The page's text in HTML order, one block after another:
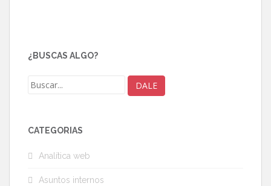
¿BUSCAS ALGO?
CATEGORÍAS
Analítica web
Asuntos internos